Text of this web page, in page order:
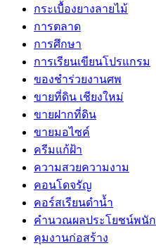
กระเบื้องยางลายไม้
การตลาด
การศึกษา
การเรียนเขียนโปรแกรม
ของชำร่วยงานศพ
ขายที่ดิน เชียงใหม่
ขายฝากที่ดิน
ขายมอไซค์
ครีมแก้ฝ้า
ความสวยความงาม
คอนโดจรัญ
คอร์สเรียนดำน้ำ
คำนวณผลประโยชน์พนั
คุมงานก่อสร้าง